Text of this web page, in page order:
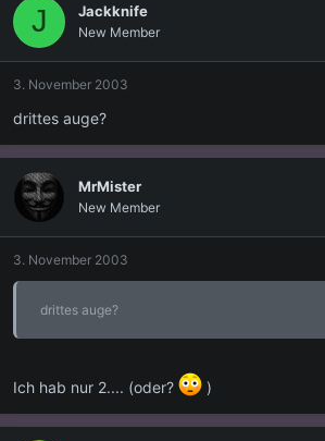
J Jackknife
New Member
3. November 2003
drittes auge?
MrMister
New Member
3. November 2003
drittes auge?
Ich hab nur 2.... (oder? )